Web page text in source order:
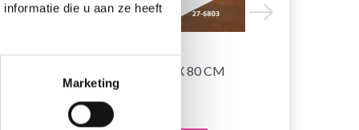
die u aan ze heeft
Marketing
X
BORDUURPAKKET
KLOKBLOEMEN 40 X 80 CM
EUR 22.50